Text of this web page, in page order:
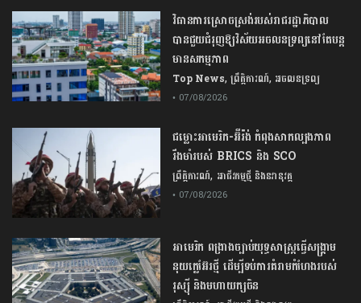
វិធានការស្រោចស្រង់របស់រាជរដ្ឋាភិបាល​
បាន​ជួយ​ជំរុញឱ្យវិស័យ​អចលនទ្រព្យនៅតែបន្ត​
មានសកម្មភាព
Top News,ព្រឹត្តិការណ៍, អចលនទ្រព្យ
• 07/08/2026
ជម្លោះ​អាមេរិក​-​អ៊ីរ៉ង់​ ​កំពុង​សាកល្បង​ភាព​
រឹងមាំ​របស់​ ​BRICS​ ​និង​ ​SCO​
ព្រឹត្តិការណ៍, អាជីវកម្មថ្មី និងនវានុវត្ត
• 07/08/2026
​អាមេរិក​ ពង្រាងច្បាប់​យុទ្ធសាស្ត្រ​ធ្វើ​សង្គ្រាម​
នុយក្លេអ៊ែរ​ថ្មី ដើម្បីទប់ការគំរាមកំហែងរបស់​
រុស្ស៊ី និងមហាយក្សចិន